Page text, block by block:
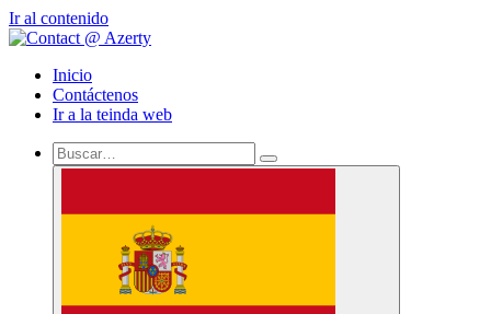
Ir al contenido
Inicio
Contáctenos
Ir a la teinda web